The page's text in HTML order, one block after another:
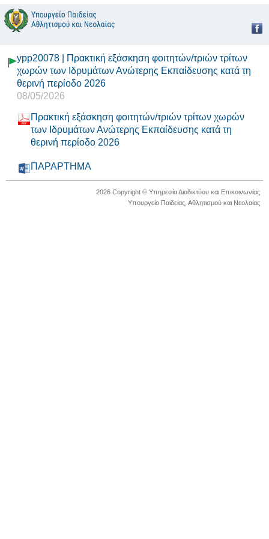
ypp20078 | Πρακτική εξάσκηση φοιτητών/τριών τρίτων
χωρών των Ιδρυμάτων Ανώτερης Εκπαίδευσης κατά τη
θερινή περίοδο 2026
08/05/2026
Πρακτική εξάσκηση φοιτητών/τριών τρίτων χωρών
των Ιδρυμάτων Ανώτερης Εκπαίδευσης κατά τη
θερινή περίοδο 2026
ΠΑΡΑΡΤΗΜΑ
2026 Copyright © Υπηρεσία Διαδικτύου και Επικοινωνίας
Υπουργείο Παιδείας, Αθλητισμού και Νεολαίας